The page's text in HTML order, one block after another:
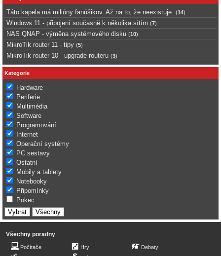
Táto kapela má milióny fanúšikov. Až na to, že neexistuje. (14)
Windows 11 - připojení současně k několika sítím (7)
NAS QNAP - výměna systémového disku (10)
MikroTik router 11 - tipy (5)
MikroTik router 10 - upgrade routeru (3)
Kategorie
Hardware
Periferie
Multimédia
Software
Programování
Internet
Operační systémy
PC sestavy
Ostatní
Mobily a tablety
Notebooky
Připomínky
Pokec
Všechny poradny
Počítače
Hry
Debaty